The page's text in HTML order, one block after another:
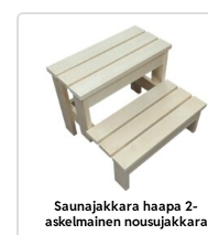
Saunajakkara haapa 2-
askelmainen nousujakkara